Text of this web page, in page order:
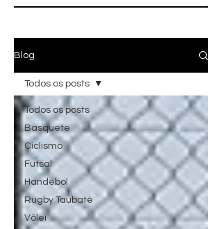
Blog
Todos os posts
Basquete
Ciclismo
Futsal
Handebol
Rugby Taubaté
Vôlei
Todos os posts